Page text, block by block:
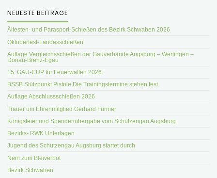
NEUESTE BEITRÄGE
Ältesten- und Parasport-Schießen des Bezirk Schwaben 2026
Oktoberfest-Landesschießen
Auflage Vergleichsschießen der Gauverbände Augsburg – Wertingen –
Donau-Brenz-Egau
15. GAU-CUP für Feuerwaffen 2026
BSSB Stützpunkt Pistole Die Trainingstermine stehen fest.
Auflage Abschlussschießen 2026
Trauer um Ehrenmitglied Gerhard Furnier
Königsfeier und Spendenübergabe vom Schützengau Augsburg
Bezirks- RWK Unterlagen
Jugend des Schützengau Augsburg startet durch
Nein zum Bleiverbot
Bezirk Schwaben